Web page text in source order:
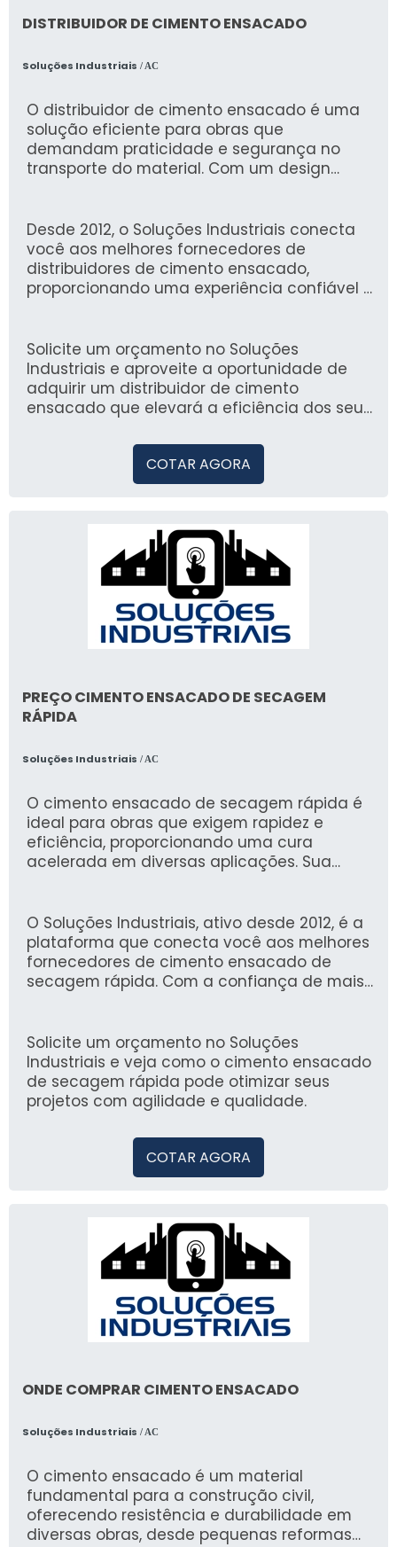
DISTRIBUIDOR DE CIMENTO ENSACADO
Soluções Industriais / AC
O distribuidor de cimento ensacado é uma
solução eficiente para obras que
demandam praticidade e segurança no
transporte do material. Com um design
de construção civil e reformas.
Desde 2012, o Soluções Industriais conecta
você aos melhores fornecedores de
distribuidores de cimento ensacado,
proporcionando uma experiência confiável e
plataforma, é o local ideal para encontrar as
melhores ofertas do mercado.
Solicite um orçamento no Soluções
Industriais e aproveite a oportunidade de
adquirir um distribuidor de cimento
ensacado que elevará a eficiência dos seus
COTAR AGORA
PREÇO CIMENTO ENSACADO DE SECAGEM
RÁPIDA
Soluções Industriais / AC
O cimento ensacado de secagem rápida é
ideal para obras que exigem rapidez e
eficiência, proporcionando uma cura
acelerada em diversas aplicações. Sua
das atividades em um curto espaço de
tempo.
O Soluções Industriais, ativo desde 2012, é a
plataforma que conecta você aos melhores
fornecedores de cimento ensacado de
secagem rápida. Com a confiança de mais
busca por soluções industriais.
Solicite um orçamento no Soluções
Industriais e veja como o cimento ensacado
de secagem rápida pode otimizar seus
projetos com agilidade e qualidade.
COTAR AGORA
ONDE COMPRAR CIMENTO ENSACADO
Soluções Industriais / AC
O cimento ensacado é um material
fundamental para a construção civil,
oferecendo resistência e durabilidade em
diversas obras, desde pequenas reformas